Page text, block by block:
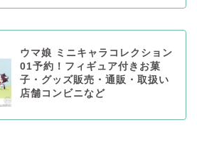
ウマ娘 ミニキャラコレクション
01予約！フィギュア付きお菓
子・グッズ販売・通販・取扱い
店舗コンビニなど